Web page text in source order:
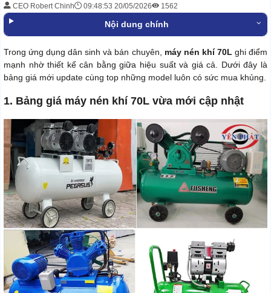
CEO Robert Chinh 09:48:53 20/05/2026 1562
Nội dung chính
Trong ứng dụng dân sinh và bán chuyên, máy nén khí 70L ghi điểm
mạnh nhờ thiết kế cân bằng giữa hiệu suất và giá cả. Dưới đây là
bảng giá mới update cùng top những model luôn có sức mua khủng.
1. Bảng giá máy nén khí 70L vừa mới cập nhật